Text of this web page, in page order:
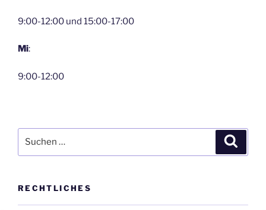
9:00-12:00 und 15:00-17:00
Mi:
9:00-12:00
nach:
RECHTLICHES